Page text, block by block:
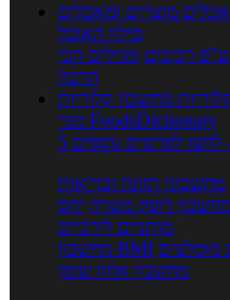
מוצרים ומאכלים
מילון האוכל
רכיבים מכילים הכי
הרבה
מחשבון קלוריות
מנוי FoodsDictionary
- לחצו לפרטים נוספים
מחשבוני תזונה ובריאות
דופק מטרה יחס
מותניים לירכיים
מחשבון BMI מומלצים
מחשבון אחוז שומן